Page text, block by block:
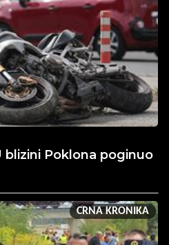
blizini Poklona poginuo
CRNA KRONIKA